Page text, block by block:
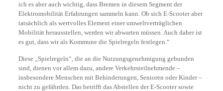
ich es aber auch wichtig, dass Bremen in diesem Segment der
Elektromobilität Erfahrungen sammeln kann. Ob sich E-Scooter aber
tatsächlich als wertvolles Element einer umweltverträglichen
Mobilität herausstellen, werden wir abwarten müssen. Auch daher ist
es gut, dass wir als Kommune die Spielregeln festlegen.“
Diese „Spielregeln“, die an die Nutzungsgenehmigung gebunden
sind, dienen vor allem dazu, andere Verkehrsteilnehmende –
insbesondere Menschen mit Behinderungen, Senioren oder Kinder –
nicht zu gefährden. Das betrifft das Abstellen der E-Scooter sowie